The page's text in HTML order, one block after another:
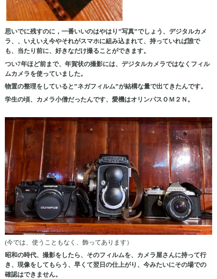
思いでに残すのに，一番いいのはやはり”写真”でしょう、デジタルカメ
ラ、、いえいえ今やそれがスマホに組み込まれて、持っていれば誰で
も、当たり前に、好きなだけ撮ることができます。
つい7年ほど前まで、年賀状の撮影には、デジタルカメラではなくフィル
ムカメラを使っていました。
物置の整理をしていると”ネガフィルム”が結構な量で出てきたんです。
学生の頃、カメラ小僧だったんです、愛機はオリンパスＯＭ２Ｎ。
(今では、使うこともなく、飾ってあります）
昭和の時代、撮影をしたら、そのフィルムを、カメラ屋さんに持って行
き、現像をしてもらう、早くて翌日の仕上がり、今みたいにその場での
確認はできません。